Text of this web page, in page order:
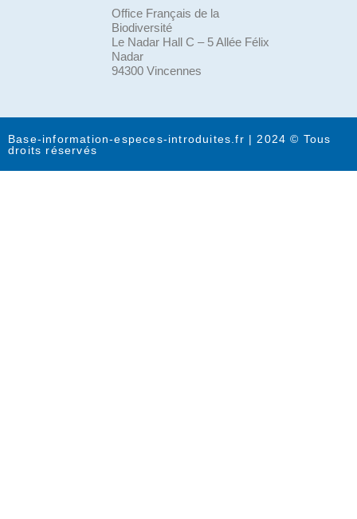
Office Français de la
Biodiversité
Le Nadar Hall C – 5 Allée Félix
Nadar
94300 Vincennes
Base-information-especes-introduites.fr | 2024 © Tous
droits réservés